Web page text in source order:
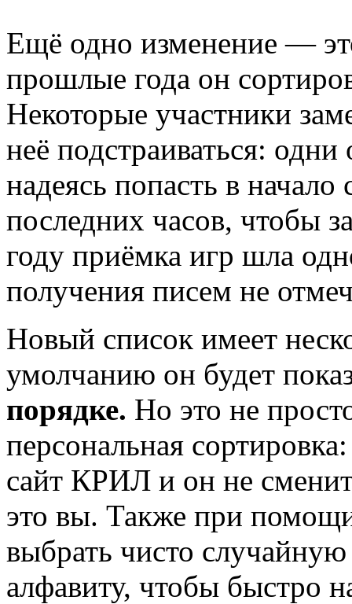
Ещё одно изменение —
прошлые года он
Некоторые участники
неё подстраиваться:
надеясь попасть в
последних часов, чтобы
году приёмка игр шла
получения писем не
Новый список имеет
умолчанию он будет
порядке. Но это не
персональная
сайт КРИЛ и он не
это вы. Также при
выбрать чисто
алфавиту, чтобы быстро